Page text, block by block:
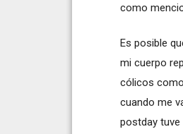
como
Es posible
mi cuerpo
cólicos
cuando me
postday tuve